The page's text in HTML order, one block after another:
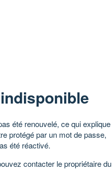
été renouvelé, ce qui explique
protégé par un mot de passe,
été réactivé.
contacter le propriétaire du